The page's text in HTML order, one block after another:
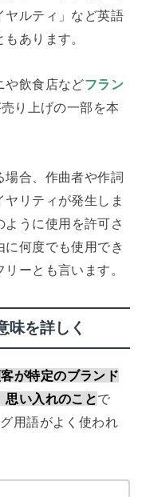
ヤルティ」など英語
あります。
や飲食店などフラン
り上げの一部を本
場合、作曲者や作詞
リティが発生しま
ように使用を許可さ
何度でも使用でき
ーとも言います。
味を詳しく
が特定のブランド
思い入れのことで
用語がよく使われ